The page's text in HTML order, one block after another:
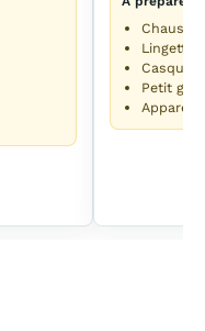
Petit
Appareil